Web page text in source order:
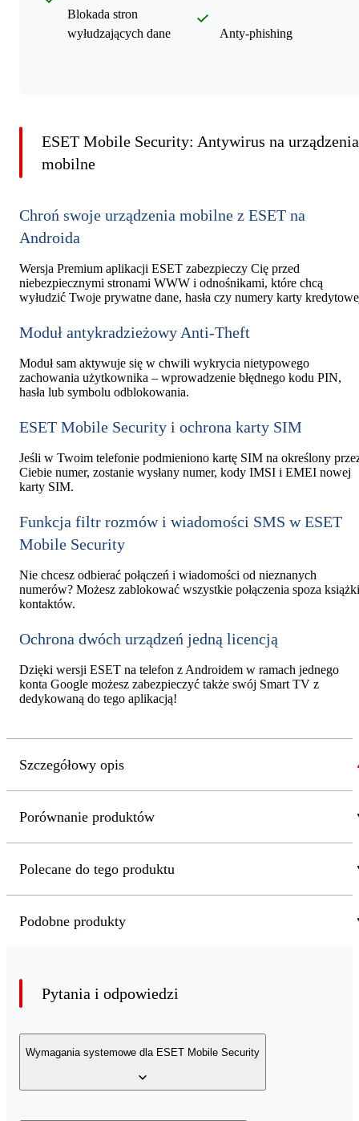
Blokada stron
wyłudzających dane
Anty-phishing
ESET Mobile Security: Antywirus na urządzenia
mobilne
Chroń swoje urządzenia mobilne z ESET na
Androida
Wersja Premium aplikacji ESET zabezpieczy Cię przed
niebezpiecznymi stronami WWW i odnośnikami, które chcą
wyłudzić Twoje prywatne dane, hasła czy numery karty
Moduł antykradzieżowy Anti-Theft
Moduł sam aktywuje się w chwili wykrycia nietypowego
zachowania użytkownika – wprowadzenie błędnego kodu PIN,
hasła lub symbolu odblokowania.
ESET Mobile Security i ochrona karty SIM
Jeśli w Twoim telefonie podmieniono kartę SIM na określony
Ciebie numer, zostanie wysłany numer, kody IMSI i EMEI nowej
karty SIM.
Funkcja filtr rozmów i wiadomości SMS w ESET
Mobile Security
Nie chcesz odbierać połączeń i wiadomości od nieznanych
numerów? Możesz zablokować wszystkie połączenia spoza książki
kontaktów.
Ochrona dwóch urządzeń jedną licencją
Dzięki wersji ESET na telefon z Androidem w ramach jednego
konta Google możesz zabezpieczyć także swój Smart TV z
dedykowaną do tego aplikacją!
Szczegółowy opis
Porównanie produktów
Polecane do tego produktu
Podobne produkty
Pytania i odpowiedzi
Wymagania systemowe dla ESET Mobile Security